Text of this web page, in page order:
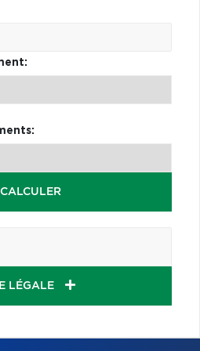
CALCULER
LÉGALE